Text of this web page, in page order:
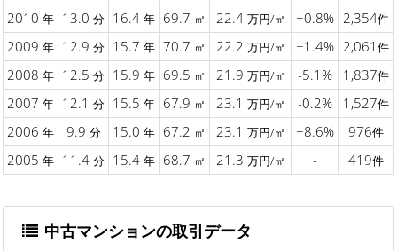
2010 年 13.0 分 16.4 年 69.7 ㎡ 22.4 万円/㎡ +0.8% 2,354件
2009 年 12.9 分 15.7 年 70.7 ㎡ 22.2 万円/㎡ +1.4% 2,061 件
2008 年 12.5 分 15.9 年 69.5 ㎡ 21.9 万円/㎡ -5.1% 1,837件
2007 年 12.1 分 15.5 年 67.9 ㎡ 23.1 万円/㎡ -0.2% 1,527件
2006 年 9.9 分 15.0 年 67.2 ㎡ 23.1 万円/㎡ +8.6% 976件
2005 年 11.4 分 15.4 年 68.7 ㎡ 21.3 万円/㎡ - 419件
中古マンションの取引データ